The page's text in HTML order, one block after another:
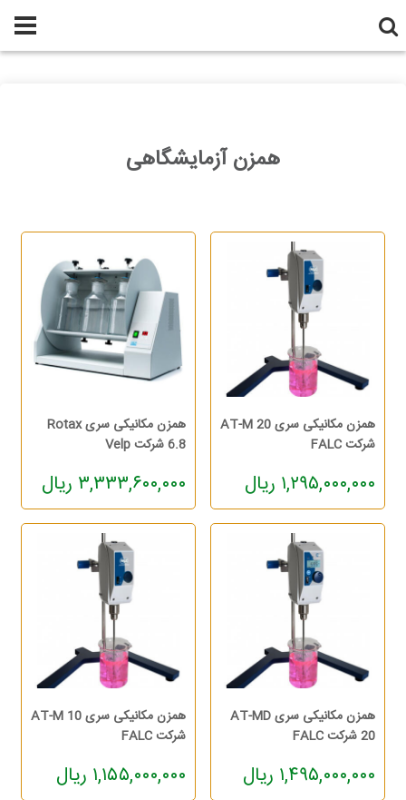
همزن آزمایشگاهی
همزن مکانیکی سری AT-M 20
شرکت FALC
۱,۲۹۵,۰۰۰,۰۰۰ ریال
همزن مکانیکی سری Rotax
6.8 شرکت Velp
۳,۳۳۳,۶۰۰,۰۰۰ ریال
همزن مکانیکی سری AT-MD
20 شرکت FALC
۱,۴۹۵,۰۰۰,۰۰۰ ریال
همزن مکانیکی سری AT-M 10
شرکت FALC
۱,۱۵۵,۰۰۰,۰۰۰ ریال